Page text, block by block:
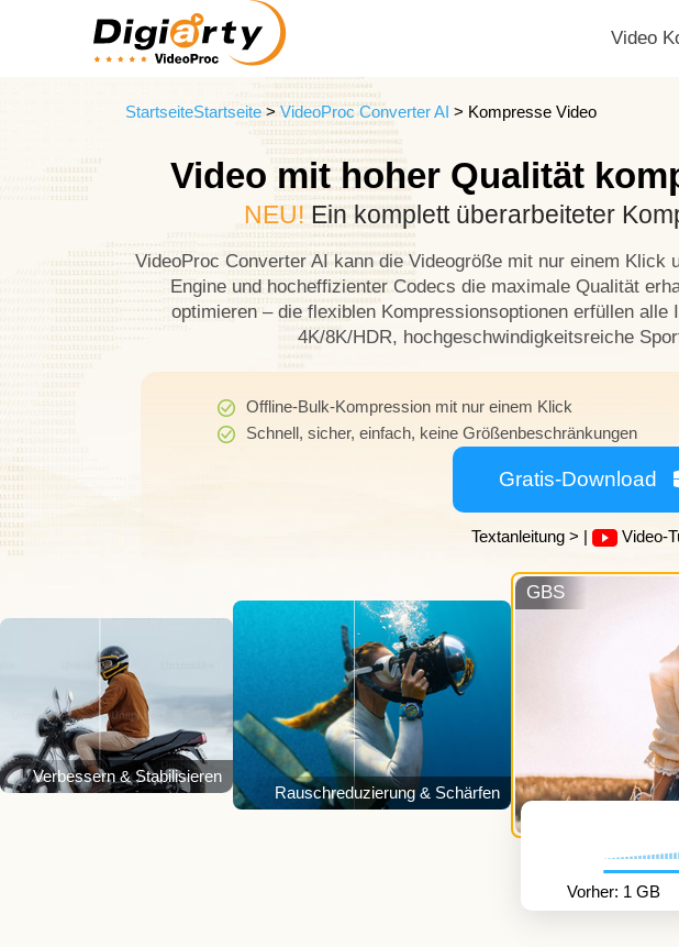
Video
StartseiteStartseite > VideoProc Converter AI > Kompresse Video
Video mit hoher Qualität
NEU! Ein komplett überarbeiteter
VideoProc Converter AI kann die Videogröße mit nur einem
Engine und hocheffizienter Codecs die maximale Qualität
optimieren – die flexiblen Kompressionsoptionen erfüllen
4K/8K/HDR, hochgeschwindigkeitsreiche
Offline-Bulk-Kompression mit nur einem Klick
Schnell, sicher, einfach, keine Größenbeschränkungen
Gratis-Download
Textanleitung > | Video-
Verbessern & Stabilisieren
Rauschreduzierung & Schärfen
GBS
Vorher: 1 GB